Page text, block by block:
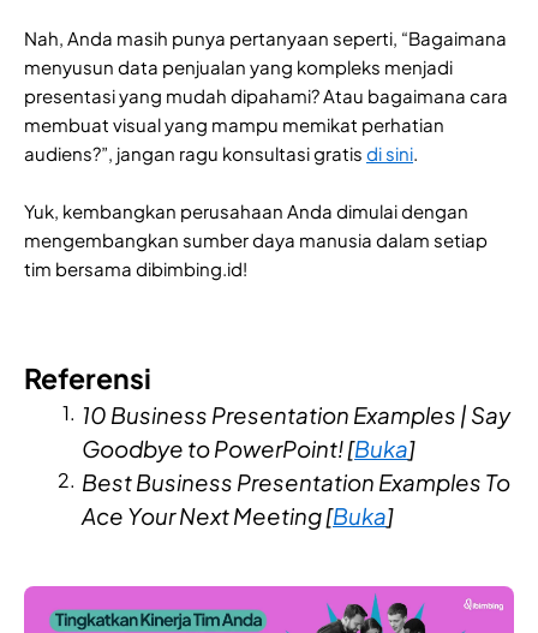
Nah, Anda masih punya pertanyaan seperti, “Bagaimana
menyusun data penjualan yang kompleks menjadi
presentasi yang mudah dipahami? Atau bagaimana cara
membuat visual yang mampu memikat perhatian
audiens?”, jangan ragu konsultasi gratis di sini.
Yuk, kembangkan perusahaan Anda dimulai dengan
mengembangkan sumber daya manusia dalam setiap
tim bersama dibimbing.id!
Referensi
10 Business Presentation Examples | Say
Goodbye to PowerPoint! [Buka]
Best Business Presentation Examples To
Ace Your Next Meeting [Buka]